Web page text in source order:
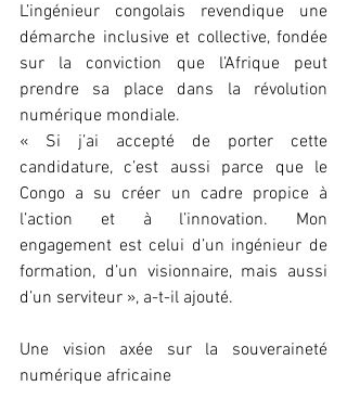
L’ingénieur congolais revendique une
démarche inclusive et collective, fondée
sur la conviction que l’Afrique peut
prendre sa place dans la révolution
numérique mondiale.
« Si j’ai accepté de porter cette
candidature, c’est aussi parce que le
Congo a su créer un cadre propice à
l’action et à l’innovation. Mon
engagement est celui d’un ingénieur de
formation, d’un visionnaire, mais aussi
d’un serviteur », a-t-il ajouté.
Une vision axée sur la souveraineté
numérique africaine